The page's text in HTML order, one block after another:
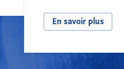
En savoir plus